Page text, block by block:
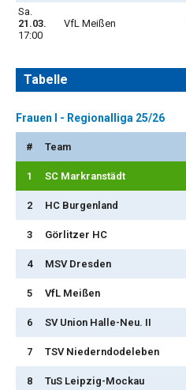
Sa.
21.03.
17:00
VfL Meißen
Tabelle
Frauen I - Regionalliga 25/26
# Team
1 SC Markranstädt
2 HC Burgenland
3 Görlitzer HC
4 MSV Dresden
5 VfL Meißen
6 SV Union Halle-Neu. II
7 TSV Niederndodeleben
8 TuS Leipzig-Mockau